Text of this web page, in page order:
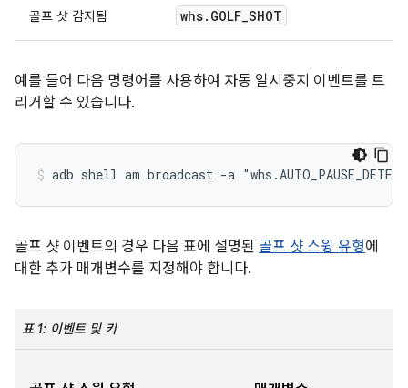
골프 샷 감지됨 whs.GOLF_SHOT
예를 들어 다음 명령어를 사용하여 자동 일시중지 이벤트를 트
리거할 수 있습니다.
골프 샷 이벤트의 경우 다음 표에 설명된 골프 샷 스윙 유형에
대한 추가 매개변수를 지정해야 합니다.
표 1: 이벤트 및 키